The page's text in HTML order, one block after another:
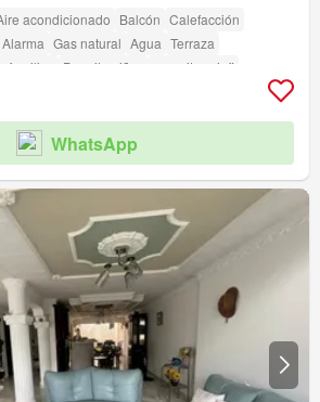
acondicionado Balcón Calefacción
Alarma Gas natural Agua Terraza
familias Permite niños
amenity_wi_fi
Sauna
WhatsApp